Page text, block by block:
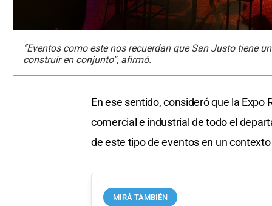
“Eventos como este nos recuerdan que San Justo tiene
construir en conjunto”, afirmó.
En ese sentido, consideró que la Expo
comercial e industrial de todo el
de este tipo de eventos en un
MIRÁ TAMBIÉN